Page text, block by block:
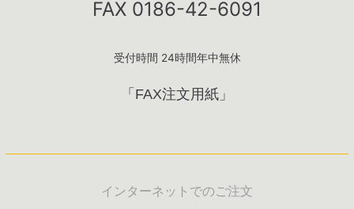
FAX 0186-42-6091
受付時間 24時間年中無休
「FAX注文用紙」
インターネットでのご注文